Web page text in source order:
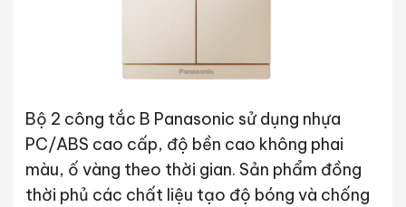
Bộ 2 công tắc B Panasonic sử dụng nhựa
PC/ABS cao cấp, độ bền cao không phai
màu, ố vàng theo thời gian. Sản phẩm đồng
thời phủ các chất liệu tạo độ bóng và chống